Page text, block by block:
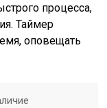
процесса,
Таймер
оповещать